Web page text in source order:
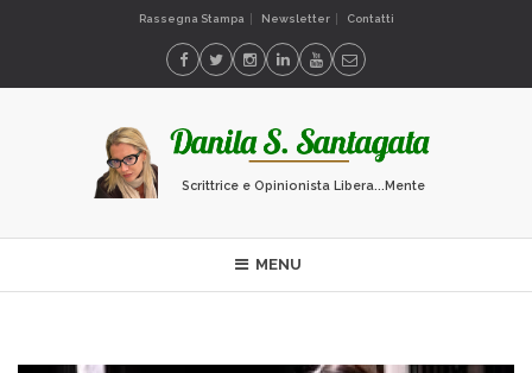
Rassegna Stampa Newsletter Contatti
Scrittrice e Opinionista Libera...Mente
MENU